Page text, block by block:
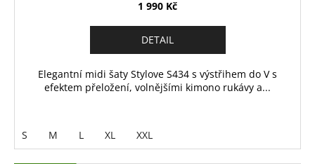
1 990 Kč
DETAIL
Elegantní midi šaty Stylove S434 s výstřihem do V s
efektem přeložení, volnějšími kimono rukávy a...
S M L XL XXL